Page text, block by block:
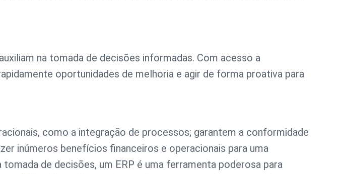
na tomada de decisões informadas. Com acesso a
oportunidades de melhoria e agir de forma proativa para
como a integração de processos; garantem a conformidade
inúmeros benefícios financeiros e operacionais para uma
de decisões, um ERP é uma ferramenta poderosa para